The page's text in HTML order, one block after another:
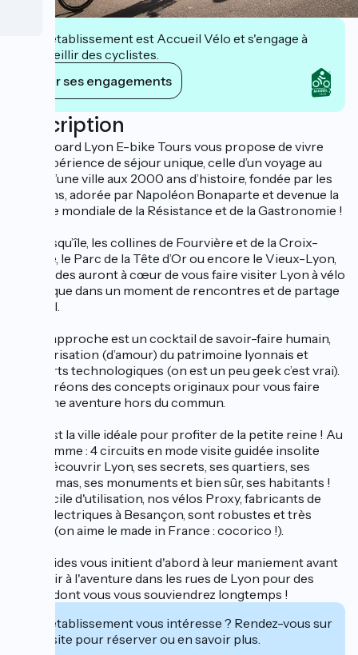
Cet établissement est Accueil Vélo et s'engage à
accueillir des cyclistes.
Voir ses engagements
Description
Mobilboard Lyon E-bike Tours vous propose de vivre
une expérience de séjour unique, celle d’un voyage au
cœur d’une ville aux 2000 ans d’histoire, fondée par les
Romains, adorée par Napoléon Bonaparte et devenue la
capitale mondiale de la Résistance et de la Gastronomie !
La Presqu’île, les collines de Fourvière et de la Croix-
Rousse, le Parc de la Tête d’Or ou encore le Vieux-Lyon,
nos guides auront à cœur de vous faire visiter Lyon à vélo
électrique dans un moment de rencontres et de partage
original.
Notre approche est un cocktail de savoir-faire humain,
de valorisation (d’amour) du patrimoine lyonnais et
d’apports technologiques (on est un peu geek c’est vrai).
Nous créons des concepts originaux pour vous faire
vivre une aventure hors du commun.
Lyon est la ville idéale pour profiter de la petite reine ! Au
programme : 4 circuits en mode visite guidée insolite
pour découvrir Lyon, ses secrets, ses quartiers, ses
panoramas, ses monuments et bien sûr, ses habitants !
Très facile d'utilisation, nos vélos Proxy, fabricants de
vélos électriques à Besançon, sont robustes et très
fiables (on aime le made in France : cocorico !).
Nos guides vous initient d'abord à leur maniement avant
de partir à l'aventure dans les rues de Lyon pour des
visites dont vous vous souviendrez longtemps !
Cet établissement vous intéresse ? Rendez-vous sur
leur site pour réserver ou en savoir plus.